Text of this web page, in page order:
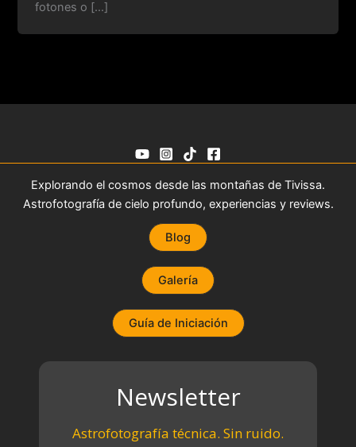
fotones o […]
Explorando el cosmos desde las montañas de Tivissa.
Astrofotografía de cielo profundo, experiencias y reviews.
Blog
Galería
Guía de Iniciación
Newsletter
Astrofotografía técnica. Sin ruido.